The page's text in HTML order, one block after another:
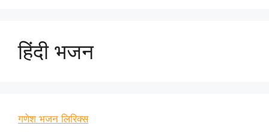
हिंदी भजन
गणेश भजन लिरिक्स